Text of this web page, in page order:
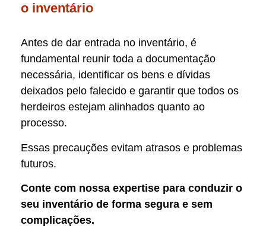
o inventário
Antes de dar entrada no inventário, é
fundamental reunir toda a documentação
necessária, identificar os bens e dívidas
deixados pelo falecido e garantir que todos os
herdeiros estejam alinhados quanto ao
processo.
Essas precauções evitam atrasos e problemas
futuros.
Conte com nossa expertise para conduzir o
seu inventário de forma segura e sem
complicações.